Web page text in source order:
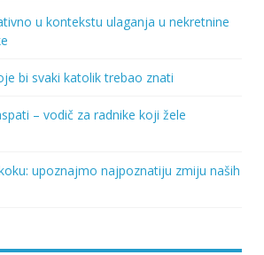
u kontekstu ulaganja u nekretnine
bi svaki katolik trebao znati
– vodič za radnike koji žele
upoznajmo najpoznatiju zmiju naših